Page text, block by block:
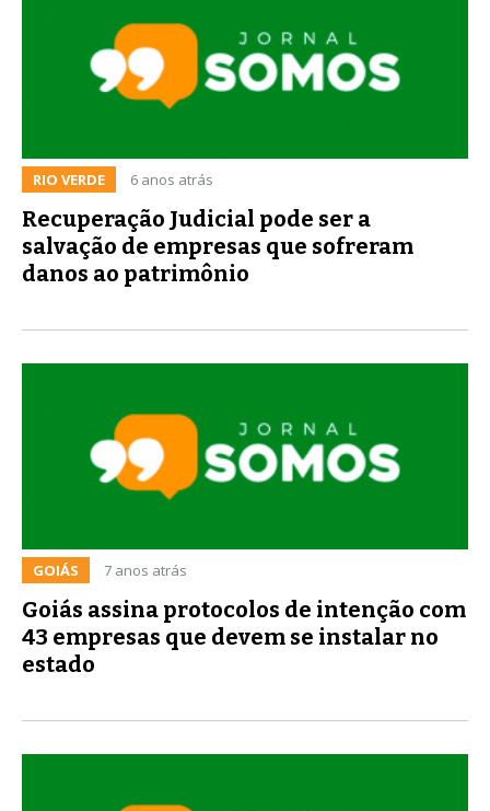
RIO VERDE 6 anos atrás
Recuperação Judicial pode ser a
salvação de empresas que sofreram
danos ao patrimônio
GOIÁS 7 anos atrás
Goiás assina protocolos de intenção com
43 empresas que devem se instalar no
estado